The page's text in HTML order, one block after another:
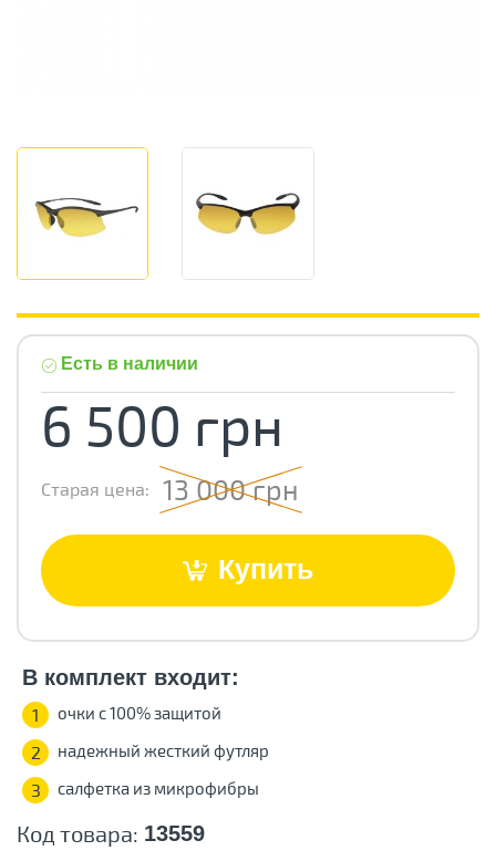
Код товара: 13559
Есть в наличии
6 500 грн
Старая цена: 13 000 грн
Купить
В комплект входит:
1 очки с 100% защитой
2 надежный жесткий футляр
3 салфетка из микрофибры